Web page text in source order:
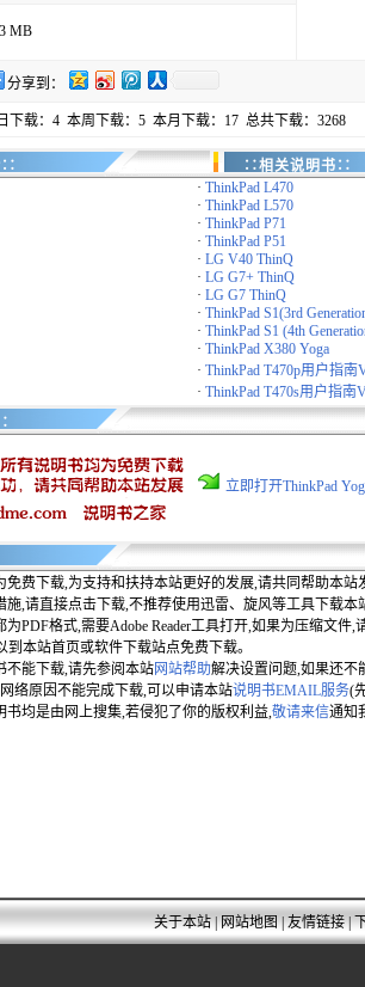
MB
分享到：
下载：4 本周下载：5 本月下载：17 总共下载：3268
∷
∷相关说明书∷
· ThinkPad L470
· ThinkPad L570
· ThinkPad P71
· ThinkPad P51
· LG V40 ThinQ
· LG G7+ ThinQ
· LG G7 ThinQ
· ThinkPad S1(3rd
· ThinkPad S1 (4th
· ThinkPad X380 Yoga
· ThinkPad T470p用户指南
· ThinkPad T470s用户指南
立即打开ThinkPad
免费下载,为支持和扶持本站更好的发展,请共同帮助本站
施,请直接点击下载,不推荐使用迅雷、旋风等工具下载本
PDF格式,需要Adobe Reader工具打开,如果为压缩文件,
到本站首页或软件下载站点免费下载。
不能下载,请先参阅本站网站帮助解决设置问题,如果还不
络原因不能完成下载,可以申请本站说明书EMAIL服务(
书均是由网上搜集,若侵犯了你的版权利益,敬请来信通知
关于本站|网站地图|友情链接|